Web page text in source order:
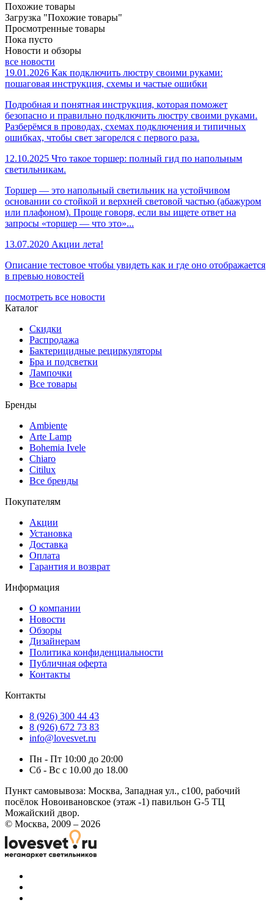
Похожие товары
Загрузка "Похожие товары"
Просмотренные товары
Пока пусто
Новости и обзоры
все новости
19.01.2026 Как подключить люстру своими руками:
пошаговая инструкция, схемы и частые ошибки
Подробная и понятная инструкция, которая поможет
безопасно и правильно подключить люстру своими руками.
Разберёмся в проводах, схемах подключения и типичных
ошибках, чтобы свет загорелся с первого раза.
12.10.2025 Что такое торшер: полный гид по напольным
светильникам.
Торшер — это напольный светильник на устойчивом
основании со стойкой и верхней световой частью (абажуром
или плафоном). Проще говоря, если вы ищете ответ на
запросы «торшер — что это»...
13.07.2020 Акции лета!
Описание тестовое чтобы увидеть как и где оно отображается
в превью новостей
посмотреть все новости
Каталог
Скидки
Распродажа
Бактерицидные рециркуляторы
Бра и подсветки
Лампочки
Все товары
Бренды
Ambiente
Arte Lamp
Bohemia Ivele
Chiaro
Citilux
Все бренды
Покупателям
Акции
Установка
Доставка
Оплата
Гарантия и возврат
Информация
О компании
Новости
Обзоры
Дизайнерам
Политика конфиденциальности
Публичная оферта
Контакты
Контакты
8 (926) 300 44 43
8 (926) 672 73 83
info@lovesvet.ru
Пн - Пт 10:00 до 20:00
Сб - Вс с 10.00 до 18.00
Пункт самовывоза: Москва, Западная ул., с100, рабочий
посёлок Новоивановское (этаж -1) павильон G-5 ТЦ
Можайский двор.
© Москва, 2009 – 2026